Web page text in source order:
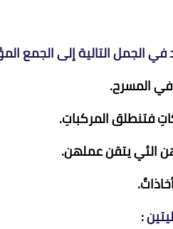
المسرح.
فتنطلق المركباتِ.
الئي يتقن عملهن.
: